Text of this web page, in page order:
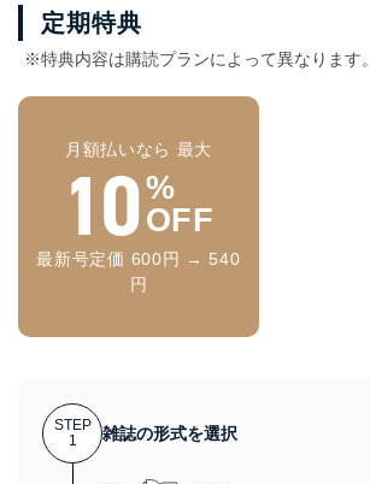
定期特典
※特典内容は購読プランによって異なります。
月額払いなら 最大
10%
OFF
最新号定価 600円 → 540
円
STEP
1
雑誌の形式を選択